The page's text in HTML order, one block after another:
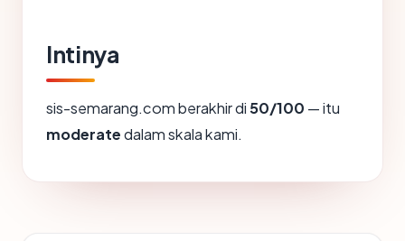
Intinya
sis-semarang.com berakhir di50/100 — itu
moderatedalam skala kami.